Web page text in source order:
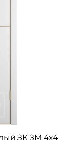
ЗК ЗM 4х4